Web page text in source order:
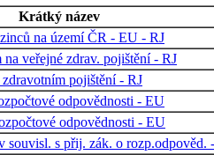
Krátký název
na území ČR - EU - RJ
veřejné zdrav. pojištění - RJ
pojištění - RJ
odpovědnosti - EU
odpovědnosti - EU
souvisl. s přij. zák. o rozp.odpověd.